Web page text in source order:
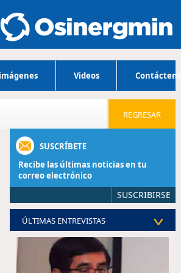
Videos Contáctenos
REGRESAR
SUSCRÍBETE
Recibe las últimas noticias en tu
correo electrónico
SUSCRIBIRSE
ÚLTIMAS ENTREVISTAS